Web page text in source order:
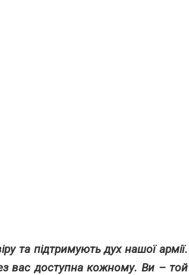
та підтримують дух нашої армії.
вас доступна кожному. Ви – той